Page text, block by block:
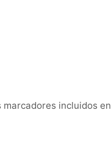
incluidos